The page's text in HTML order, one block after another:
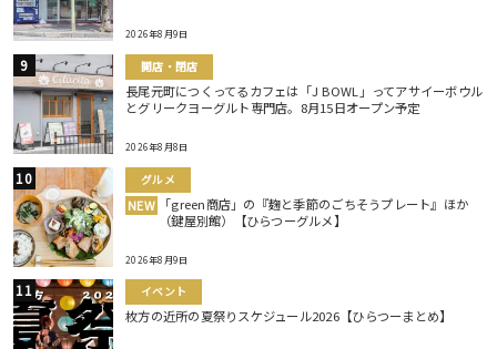
2026年8月9日
開店・閉店
長尾元町につくってるカフェは「J BOWL」ってアサイーボウル
とグリークヨーグルト専門店。8月15日オープン予定
2026年8月8日
グルメ
NEW
「green商店」の『麹と季節のごちそうプレート』ほか
（鍵屋別館）【ひらつーグルメ】
2026年8月9日
イベント
枚方の近所の夏祭りスケジュール2026【ひらつーまとめ】